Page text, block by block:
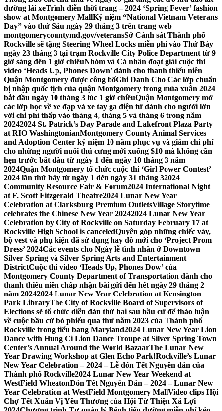
đường lái xeTrình diễn thời trang – 2024 ‘Spring Fever’ fashion
show at Montgomery MallKỷ niệm “National Vietnam Veterans
Day” vào thứ Sáu ngày 29 tháng 3 trên trang web
montgomerycountymd.gov/veteransSở Cảnh sát Thành phố
Rockville sẽ tặng Steering Wheel Locks miễn phí vào Thứ Bảy
ngày 23 tháng 3 tại trạm Rockville City Police Department từ 9
giờ sáng đến 1 giờ chiềuNhóm và Cá nhân đoạt giải cuộc thi
video ‘Heads Up, Phones Down’ dành cho thanh thiếu niên
Quận Montgomery được công bốGhi Danh Cho Các lớp chuẩn
bị nhập quốc tịch của quận Montgomery trong mùa xuân 2024
bắt đầu ngày 10 tháng 3 lúc 1 giờ chiềuQuận Montgomery mở
các lớp học về xe đạp và xe tay ga điện tử dành cho người lớn
với chi phí thấp vào tháng 4, tháng 5 và tháng 6 trong năm
20242024 St. Patrick’s Day Parade and Lakefront Plaza Party
at RIO WashingtonianMontgomery County Animal Services
and Adoption Center kỷ niệm 10 năm phục vụ và giảm chi phí
cho những người nuôi thú cưng mới xuống $10 mà không cần
hẹn trước bắt đầu từ ngày 1 đến ngày 10 tháng 3 năm
2024Quận Montgomery tổ chức cuộc thi ‘Girl Power Contest’
2024 lần thứ bảy từ ngày 1 đến ngày 31 tháng 32024
Community Resource Fair & Forum2024 International Night
at F. Scott Fitzgerald Theatre2024 Lunar New Year
Celebration at Clarksburg Premium OutletsVillage Storytime
celebrates the Chinese New Year 20242024 Lunar New Year
Celebration by City of Rockville on Saturday February 17 at
Rockville High School is canceledQuyên góp những chiếc váy,
bộ vest và phụ kiện đã sử dụng hay đồ mới cho ‘Project Prom
Dress’ 2024Các events cho Ngày lễ tình nhân ở Downtown
Silver Spring và Silver Spring Arts and Entertainment
DistrictCuộc thi video ‘Heads Up, Phones Dow’ của
Montgomery County Department of Transportation dành cho
thanh thiếu niên chấp nhận bài gửi đến hết ngày 29 tháng 2
năm 20242024 Lunar New Year Celebration at Kensington
Park LibraryThe City of Rockville Board of Supervisors of
Elections sẽ tổ chức diễn đàn thứ hai sau bầu cử để thảo luận
về cuộc bầu cử bỏ phiếu qua thư năm 2023 của Thành phố
Rockville trong tiểu bang Maryland2024 Lunar New Year Lion
Dance with Hung Ci Lion Dance Troupe at Silver Spring Town
Center’s Annual Around the World BazaarThe Lunar New
Year Drawing Workshop at Glen Echo Park!Rockville’s Lunar
New Year Celebration – 2024 – Lễ đón Tết Nguyên đán của
Thành phố Rockville2024 Lunar New Year Weekend at
WestField WheatonĐón Tết Nguyên Đán – 2024 – Lunar New
Year Celebration at WestField Montgomery MallVideo clips Hội
Chợ Tết Xuân Vị Yêu Thương của Hội Từ Thiện Xá Lợi